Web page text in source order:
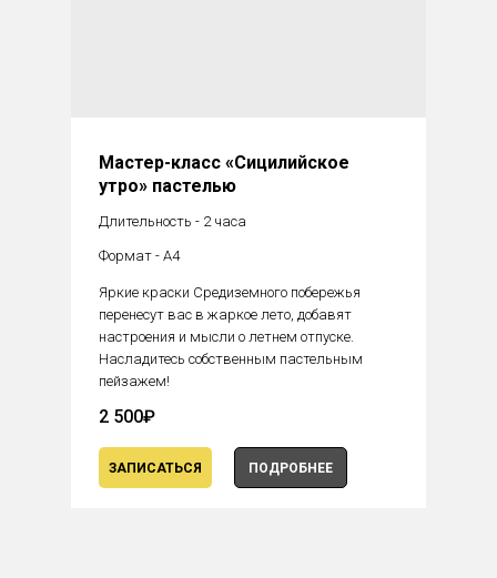
(2 часа)
Мастер-класс «Сицилийское
утро» пастелью
Длительность - 2 часа
Формат - А4
2 500₽
ЗАПИСАТЬСЯ
Яркие краски Средиземного побережья
перенесут вас в жаркое лето, добавят
настроения и мысли о летнем отпуске.
Насладитесь собственным пастельным
пейзажем!
ПОДРОБНЕЕ